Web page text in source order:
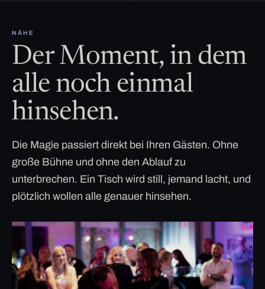
NÄHE
Der Moment, in dem
alle noch einmal
hinsehen.
Die Magie passiert direkt bei Ihren Gästen. Ohne
große Bühne und ohne den Ablauf zu
unterbrechen. Ein Tisch wird still, jemand lacht, und
plötzlich wollen alle genauer hinsehen.